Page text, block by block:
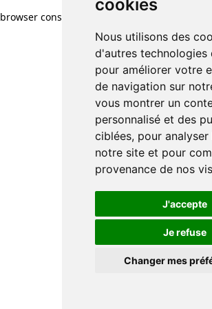
cookies
Nous utilisons des
d'autres technologies
pour améliorer votre
de navigation sur
vous montrer un
personnalisé et des
ciblées, pour
notre site et pour
provenance de nos
J'accepte
Je refuse
Changer mes
cookies
Nous utilisons des
d'autres technologies
pour améliorer votre
de navigation sur
vous montrer un
personnalisé et des
ciblées, pour
notre site et pour
provenance de nos
J'accepte
Je refuse
Changer mes
browser console for more information)